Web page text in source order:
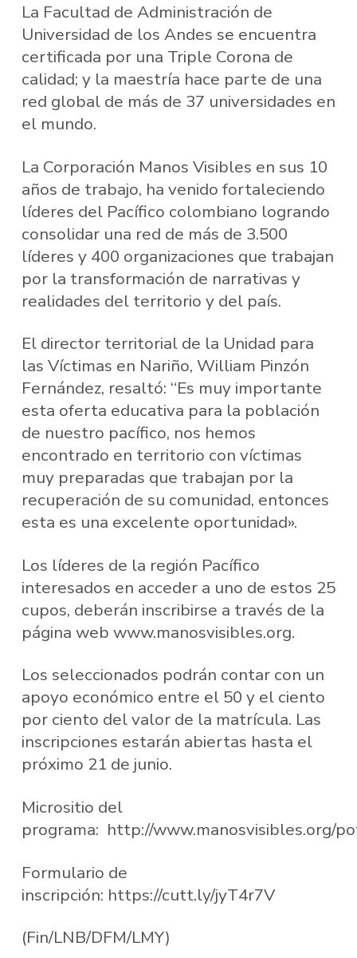
La Facultad de Administración de
Universidad de los Andes se encuentra
certificada por una Triple Corona de
calidad; y la maestría hace parte de una
red global de más de 37 universidades en
el mundo.
La Corporación Manos Visibles en sus 10
años de trabajo, ha venido fortaleciendo
líderes del Pacífico colombiano logrando
consolidar una red de más de 3.500
líderes y 400 organizaciones que trabajan
por la transformación de narrativas y
realidades del territorio y del país.
El director territorial de la Unidad para
las Víctimas en Nariño, William Pinzón
Fernández, resaltó: “Es muy importante
esta oferta educativa para la población
de nuestro pacífico, nos hemos
encontrado en territorio con víctimas
muy preparadas que trabajan por la
recuperación de su comunidad, entonces
esta es una excelente oportunidad».
Los líderes de la región Pacífico
interesados en acceder a uno de estos 25
cupos, deberán inscribirse a través de la
página web www.manosvisibles.org.
Los seleccionados podrán contar con un
apoyo económico entre el 50 y el ciento
por ciento del valor de la matrícula. Las
inscripciones estarán abiertas hasta el
próximo 21 de junio.
Micrositio del
programa: http://www.manosvisibles.org/
Formulario de
inscripción: https://cutt.ly/jyT4r7V
(Fin/LNB/DFM/LMY)